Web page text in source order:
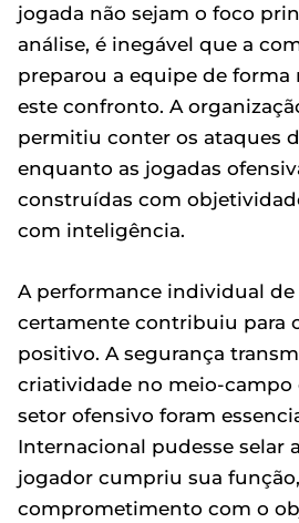
jogada não sejam o foco
análise, é inegável que a
preparou a equipe de forma
este confronto. A
permitiu conter os ataques
enquanto as jogadas
construídas com
com inteligência.
A performance individual
certamente contribuiu para
positivo. A segurança
criatividade no meio-campo
setor ofensivo foram
Internacional pudesse selar
jogador cumpriu sua
comprometimento com o